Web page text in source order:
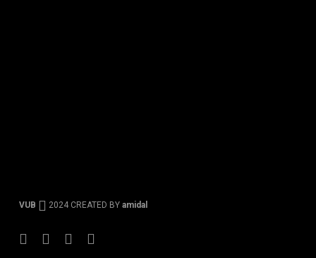
VUB 2024 CREATED BY amidal
FacebookInstagram
Tiktok Youtube